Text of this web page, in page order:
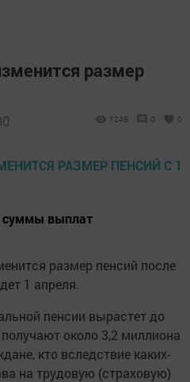
размер
1248 0 0
суммы выплат
размер пенсий после
1 апреля.
пенсии вырастет до
около 3,2 миллиона
кто вследствие каких-
на трудовую (страховую)